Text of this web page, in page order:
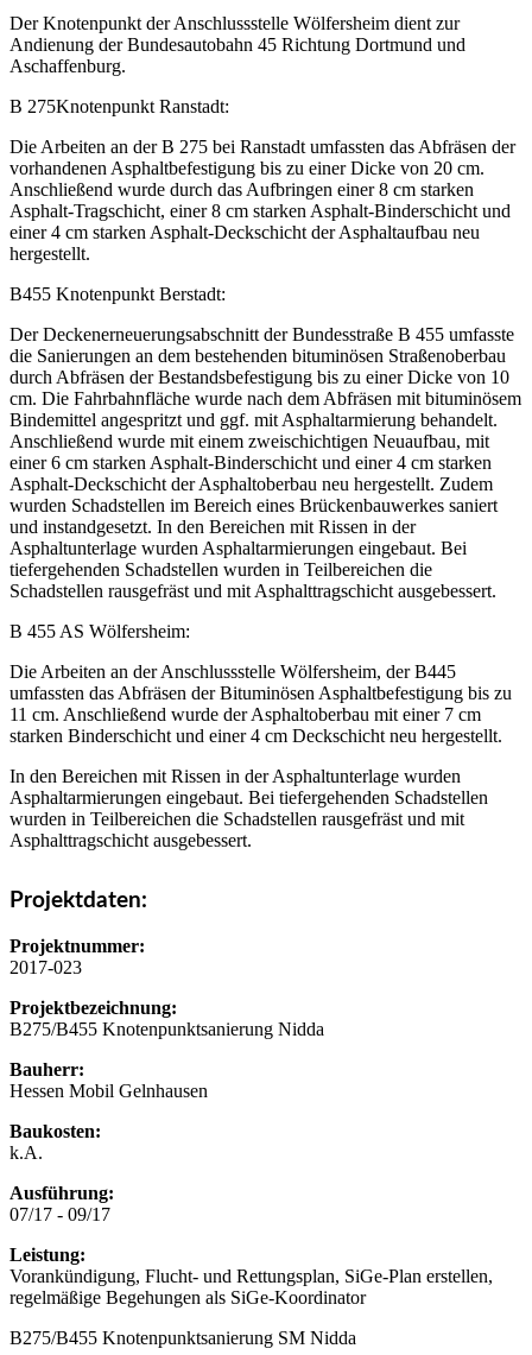
Der Knotenpunkt der Anschlussstelle Wölfersheim dient zur
Andienung der Bundesautobahn 45 Richtung Dortmund und
Aschaffenburg.
B 275Knotenpunkt Ranstadt:
Die Arbeiten an der B 275 bei Ranstadt umfassten das Abfräsen der
vorhandenen Asphaltbefestigung bis zu einer Dicke von 20 cm.
Anschließend wurde durch das Aufbringen einer 8 cm starken
Asphalt-Tragschicht, einer 8 cm starken Asphalt-Binderschicht und
einer 4 cm starken Asphalt-Deckschicht der Asphaltaufbau neu
hergestellt.
B455 Knotenpunkt Berstadt:
Der Deckenerneuerungsabschnitt der Bundesstraße B 455 umfasste
die Sanierungen an dem bestehenden bituminösen Straßenoberbau
durch Abfräsen der Bestandsbefestigung bis zu einer Dicke von 10
cm. Die Fahrbahnfläche wurde nach dem Abfräsen mit bituminösem
Bindemittel angespritzt und ggf. mit Asphaltarmierung behandelt.
Anschließend wurde mit einem zweischichtigen Neuaufbau, mit
einer 6 cm starken Asphalt-Binderschicht und einer 4 cm starken
Asphalt-Deckschicht der Asphaltoberbau neu hergestellt. Zudem
wurden Schadstellen im Bereich eines Brückenbauwerkes saniert
und instandgesetzt. In den Bereichen mit Rissen in der
Asphaltunterlage wurden Asphaltarmierungen eingebaut. Bei
tiefergehenden Schadstellen wurden in Teilbereichen die
Schadstellen rausgefräst und mit Asphalttragschicht ausgebessert.
B 455 AS Wölfersheim:
Die Arbeiten an der Anschlussstelle Wölfersheim, der B445
umfassten das Abfräsen der Bituminösen Asphaltbefestigung bis zu
11 cm. Anschließend wurde der Asphaltoberbau mit einer 7 cm
starken Binderschicht und einer 4 cm Deckschicht neu hergestellt.
In den Bereichen mit Rissen in der Asphaltunterlage wurden
Asphaltarmierungen eingebaut. Bei tiefergehenden Schadstellen
wurden in Teilbereichen die Schadstellen rausgefräst und mit
Asphalttragschicht ausgebessert.
Projektdaten:
Projektnummer:
2017-023
Projektbezeichnung:
B275/B455 Knotenpunktsanierung Nidda
Bauherr:
Hessen Mobil Gelnhausen
Baukosten:
k.A.
Ausführung:
07/17 - 09/17
Leistung:
Vorankündigung, Flucht- und Rettungsplan, SiGe-Plan erstellen,
regelmäßige Begehungen als SiGe-Koordinator
B275/B455 Knotenpunktsanierung SM Nidda